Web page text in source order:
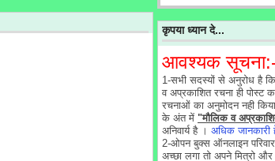
कृपया ध्यान दे...
आवश्यक
1-सभी सदस्यों से अनुरोध है
व अप्रकाशित रचना ही पोस्ट
रचनाओं का अनुमोदन नही
के अंत में "मौलिक व
अनिवार्य है । अधिक जानकारी
2-ओपन बुक्स ऑनलाइन
अच्छा लगा तो अपने मित्रो